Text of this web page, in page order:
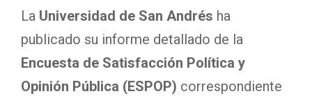
La Universidad de San Andrés ha
publicado su informe detallado de la
Encuesta de Satisfacción Política y
Opinión Pública (ESPOP) correspondiente